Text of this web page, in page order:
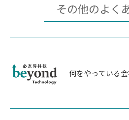
その他のよく
何をやっている